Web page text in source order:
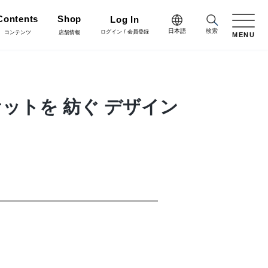
木用鉢 アレンジ/贈答用/完成品
コンテンツ
Shop
店舗情報
Log In
ログイン / 会員登録 日本語
中文简体
検索 MENU
トを 紡ぐ デザイン